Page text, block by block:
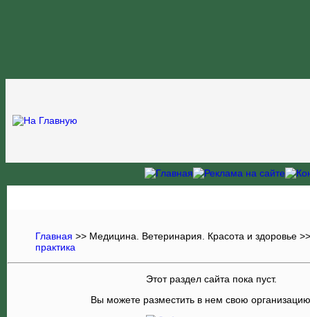
Главная >> Медицина. Ветеринария. Красота и здоровье
практика
Этот раздел сайта пока пуст.
Вы можете разместить в нем свою организацию